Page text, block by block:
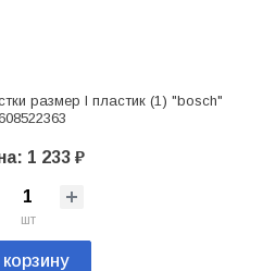
размер l пластик (1) "bosch"
1 233 ₽
шт
корзину